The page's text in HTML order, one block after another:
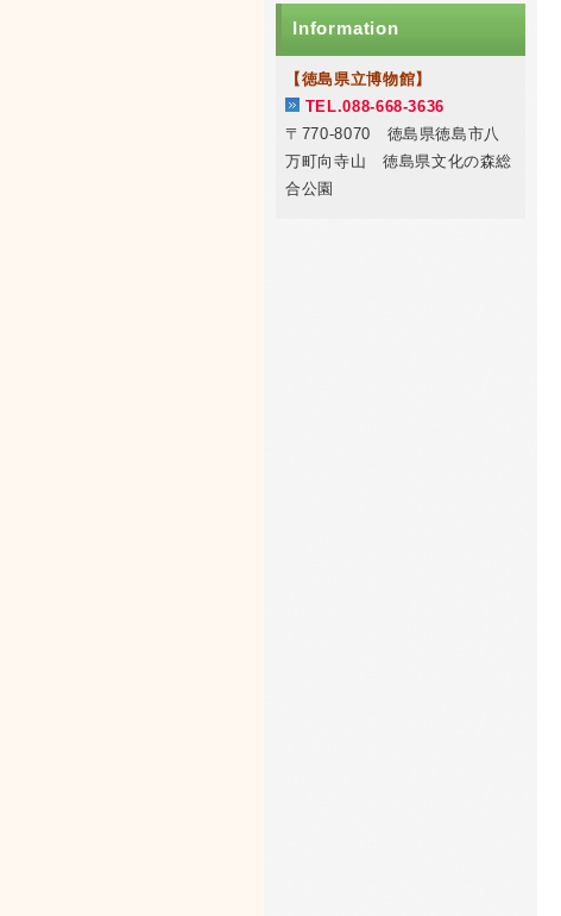
Information
【徳島県立博物館】
TEL.088-668-3636
〒770-8070 徳島県徳島市八
万町向寺山 徳島県文化の森総
合公園